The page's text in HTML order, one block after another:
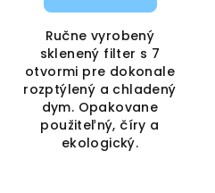
Ručne vyrobený
sklenený filter s 7
otvormi pre dokonale
rozptýlený a chladený
dym. Opakovane
použiteľný, číry a
ekologický.